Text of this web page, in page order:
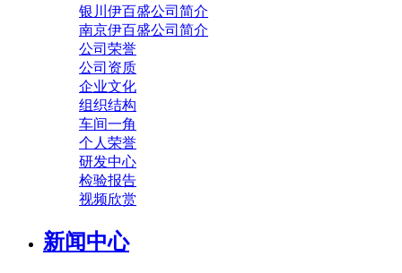
银川伊百盛公司简介
南京伊百盛公司简介
公司荣誉
公司资质
企业文化
组织结构
车间一角
个人荣誉
研发中心
检验报告
视频欣赏
新闻中心